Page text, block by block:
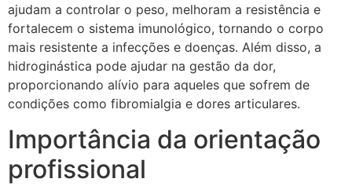
ajudam a controlar o peso, melhoram a resistência e
fortalecem o sistema imunológico, tornando o corpo
mais resistente a infecções e doenças. Além disso, a
hidroginástica pode ajudar na gestão da dor,
proporcionando alívio para aqueles que sofrem de
condições como fibromialgia e dores articulares.
Importância da orientação
profissional